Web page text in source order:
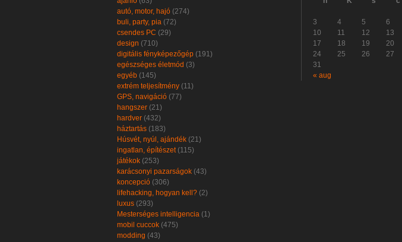
autó, motor, hajó (274)
buli, party, pia (72)
csendes PC (29)
design (710)
digitális fényképezőgép (191)
egészséges életmód (3)
egyéb (145)
extrém teljesítmény (11)
GPS, navigáció (77)
hangszer (21)
hardver (432)
háztartás (183)
Húsvét, nyúl, ajándék (21)
ingatlan, építészet(115)
játékok (253)
karácsonyi pazarságok (43)
koncepció (306)
lifehacking, hogyan kell? (2)
luxus (293)
Mesterséges intelligencia (1)
mobil cuccok (475)
modding (43)
3
4 5 6
10
11 12 13
17
18 19 20
24
25 26 27
31
« aug